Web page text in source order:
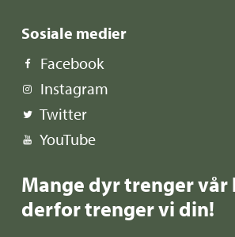
Sosiale medier
Facebook
Instagram
Twitter
YouTube
Mange dyr trenger vår
derfor trenger vi din!